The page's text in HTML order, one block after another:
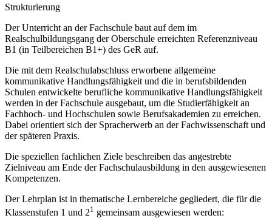
Strukturierung
Der Unterricht an der Fachschule baut auf dem im
Realschulbildungsgang der Oberschule erreichten Referenzniveau
B1 (in Teilbe­rei­chen B1+) des GeR auf.
Die mit dem Realschulabschluss erworbene allgemeine
kommunikative Handlungsfähigkeit und die in berufsbildenden
Schulen entwickelte berufliche kommunikative Handlungsfähigkeit
werden in der Fachschule ausgebaut, um die Studierfähigkeit an
Fachhoch- und Hochschulen sowie Berufsakademien zu erreichen.
Dabei orientiert sich der Spracherwerb an der Fachwissenschaft und
der späteren Praxis.
Die speziellen fachlichen Ziele beschreiben das angestrebte
Zielniveau am Ende der Fachschulausbildung in den ausgewiesenen
Kompetenzen.
Der Lehrplan ist in thematische Lernbereiche gegliedert, die für die
Klassenstufen 1 und 21 gemeinsam ausgewiesen werden: